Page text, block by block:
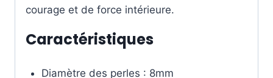
courage et de force intérieure.
Caractéristiques
Diamètre des perles : 8mm